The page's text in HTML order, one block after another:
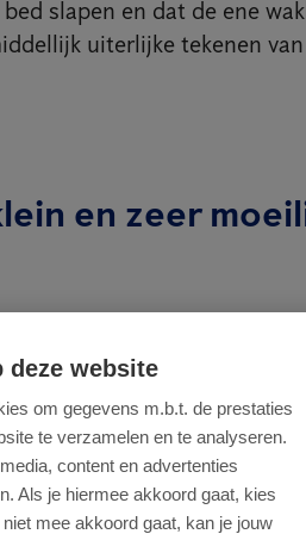
slapen en dat de ene
uiterlijke tekenen
en zeer
je hebt geen vergrootglas
groot en die kan je
is ongeveer één mm
dicht te bekijken. Toch kan
deze website
om gegevens m.b.t. de prestaties
te verzamelen en te analyseren.
content en advertenties
Als je hiermee akkoord gaat, kies
mee akkoord gaat, kan je jouw